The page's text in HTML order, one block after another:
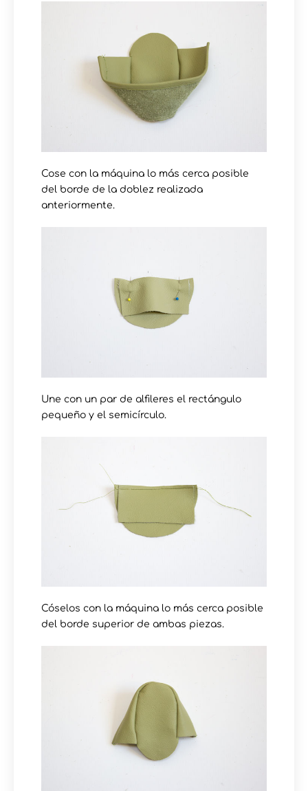
Cose con la máquina lo más cerca posible
del borde de la doblez realizada
anteriormente.
Une con un par de alfileres el rectángulo
pequeño y el semicírculo.
Cóselos con la máquina lo más cerca posible
del borde superior de ambas piezas.